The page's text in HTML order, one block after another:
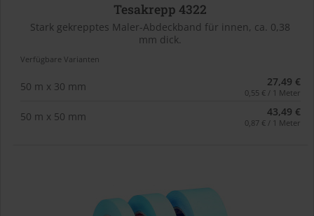
Tesakrepp 4322
Stark gekrepptes Maler-Abdeckband für innen, ca. 0,38
mm dick.
Verfügbare Varianten
50 m x 30 mm 27,49 €
0,55 € / 1 Meter
50 m x 50 mm 43,49 €
0,87 € / 1 Meter